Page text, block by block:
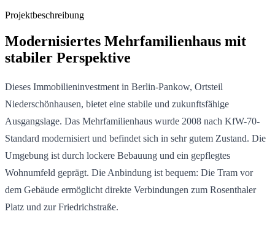
Projektbeschreibung
Modernisiertes Mehrfamilienhaus mit
stabiler Perspektive
Dieses Immobilieninvestment in Berlin-Pankow, Ortsteil
Niederschönhausen, bietet eine stabile und zukunftsfähige
Ausgangslage. Das Mehrfamilienhaus wurde 2008 nach KfW-70-
Standard modernisiert und befindet sich in sehr gutem Zustand. Die
Umgebung ist durch lockere Bebauung und ein gepflegtes
Wohnumfeld geprägt. Die Anbindung ist bequem: Die Tram vor
dem Gebäude ermöglicht direkte Verbindungen zum Rosenthaler
Platz und zur Friedrichstraße.